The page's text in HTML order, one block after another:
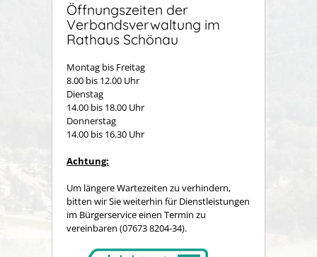
Öffnungszeiten der
Verbandsverwaltung im
Rathaus Schönau
Montag bis Freitag
8.00 bis 12.00 Uhr
Dienstag
14.00 bis 18.00 Uhr
Donnerstag
14.00 bis 16.30 Uhr
Achtung:
Um längere Wartezeiten zu verhindern,
bitten wir Sie weiterhin für Dienstleistungen
im Bürgerservice einen Termin zu
vereinbaren (07673 8204-34).